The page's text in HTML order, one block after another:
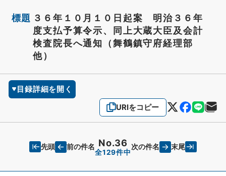
標題 ３６年１０月１０日起案 明治３６年
度支払予算令示、同上大蔵大臣及会計
検査院長へ通知（舞鶴鎮守府経理部
他）
目録詳細を開く
URIをコピー
先頭 前の件名 No.36
全129件中
次の件名 末尾